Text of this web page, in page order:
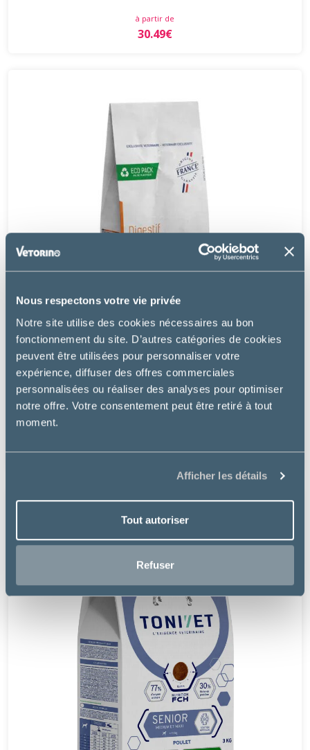
Nous respectons votre vie privée
Notre site utilise des cookies nécessaires au bon
fonctionnement du site. D’autres catégories de cookies
peuvent être utilisées pour personnaliser votre
expérience, diffuser des offres commerciales
personnalisées ou réaliser des analyses pour optimiser
notre offre. Votre consentement peut être retiré à tout
moment.
Afficher les détails
Tout autoriser
Refuser
à partir de
30.49€
Tonivet
CHIEN DIGESTIF
29.49€